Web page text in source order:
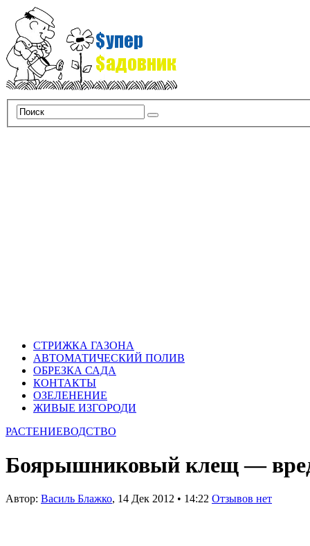
СТРИЖКА ГАЗОНА
АВТОМАТИЧЕСКИЙ ПОЛИВ
ОБРЕЗКА САДА
КОНТАКТЫ
ОЗЕЛЕНЕНИЕ
ЖИВЫЕ ИЗГОРОДИ
РАСТЕНИЕВОДСТВО
Боярышниковый клещ —
Автор: Василь Блажко, 14 Дек 2012 • 14:22 Отзывов нет